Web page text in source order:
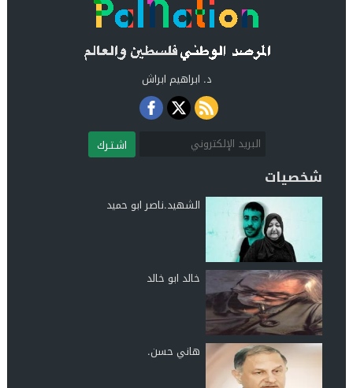
د. ابراهيم ابراش
اشـتـرك
شخصيات
الشهيد.ناصر ابو حميد
خالد ابو خالد
هاني حسن.